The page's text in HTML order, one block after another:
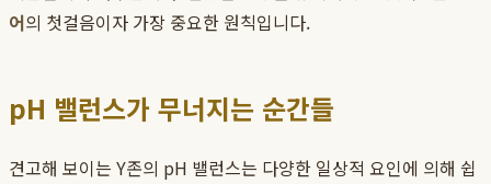
어의 첫걸음이자 가장 중요한 원칙입니다.
pH 밸런스가 무너지는 순간들
견고해 보이는 Y존의 pH 밸런스는 다양한 일상적 요인에 의해 쉽